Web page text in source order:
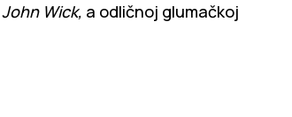
John Wick, a odličnoj glumačkoj